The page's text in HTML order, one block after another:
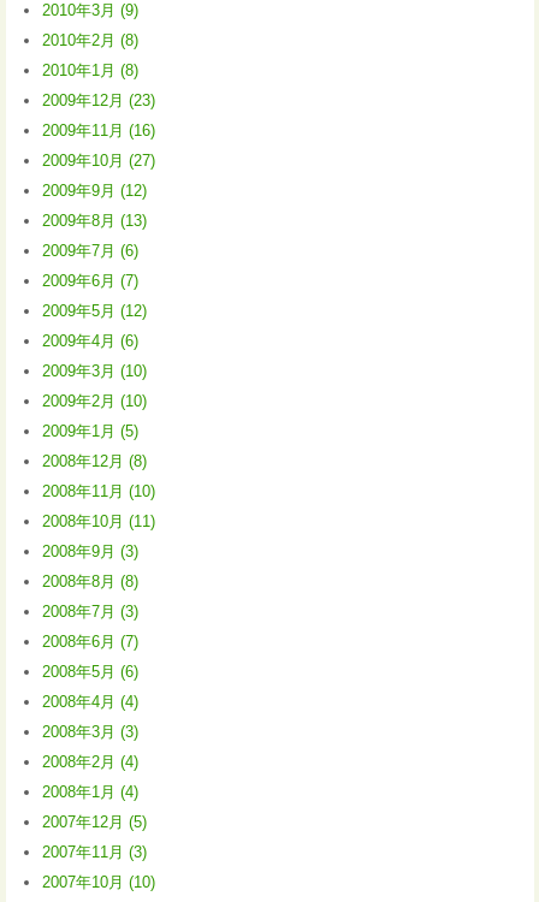
2010年3月 (9)
2010年2月 (8)
2010年1月 (8)
2009年12月 (23)
2009年11月 (16)
2009年10月 (27)
2009年9月 (12)
2009年8月 (13)
2009年7月 (6)
2009年6月 (7)
2009年5月 (12)
2009年4月 (6)
2009年3月 (10)
2009年2月 (10)
2009年1月 (5)
2008年12月 (8)
2008年11月 (10)
2008年10月 (11)
2008年9月 (3)
2008年8月 (8)
2008年7月 (3)
2008年6月 (7)
2008年5月 (6)
2008年4月 (4)
2008年3月 (3)
2008年2月 (4)
2008年1月 (4)
2007年12月 (5)
2007年11月 (3)
2007年10月 (10)